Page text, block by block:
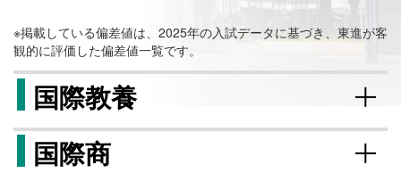
※掲載している偏差値は、2025年の入試データに基づき、東進が客
観的に評価した偏差値一覧です。
国際教養
国際商